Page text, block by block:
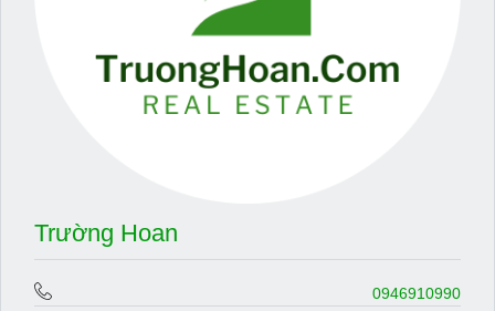
Trường Hoan
0946910990